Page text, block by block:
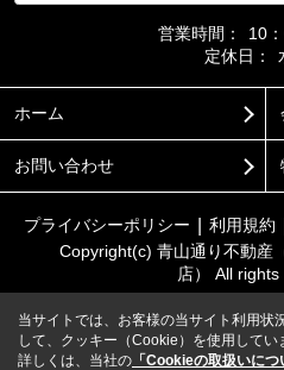
営業時間：
10
定休日：
ホーム
お問い合わせ
プライバシーポリシー 利用規約
Copyright(c) 青山通り不動
店） All rights
当サイトでは、お客様の当サイト利用状
して、クッキー（Cookie）を使用してい
詳しくは、当社の 「Cookieの取扱いにつ